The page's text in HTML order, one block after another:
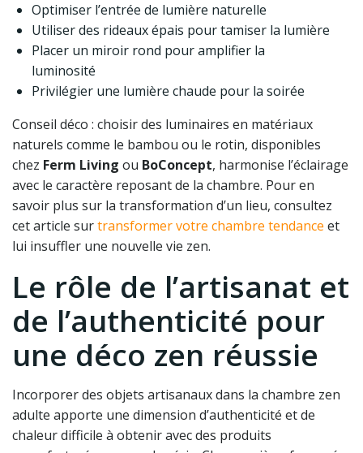
Optimiser l’entrée de lumière naturelle
Utiliser des rideaux épais pour tamiser la lumière
Placer un miroir rond pour amplifier la
luminosité
Privilégier une lumière chaude pour la soirée
Conseil déco : choisir des luminaires en matériaux
naturels comme le bambou ou le rotin, disponibles
chez Ferm Living ou BoConcept, harmonise l’éclairage
avec le caractère reposant de la chambre. Pour en
savoir plus sur la transformation d’un lieu, consultez
cet article surtransformer votre chambre tendance et
lui insuffler une nouvelle vie zen.
Le rôle de l’artisanat et
de l’authenticité pour
une déco zen réussie
Incorporer des objets artisanaux dans la chambre zen
adulte apporte une dimension d’authenticité et de
chaleur difficile à obtenir avec des produits